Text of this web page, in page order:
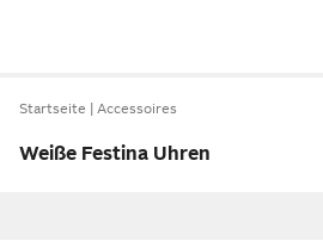
Startseite Accessoires
Weiße Festina Uhren